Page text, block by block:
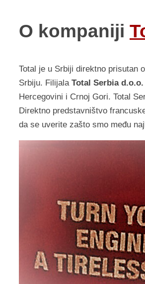
O kompaniji
Total je u Srbiji direktno prisutan
Srbiju. Filijala Total Serbia d.o.o.
Hercegovini i Crnoj Gori. Total
Direktno predstavništvo
da se uverite zašto smo među